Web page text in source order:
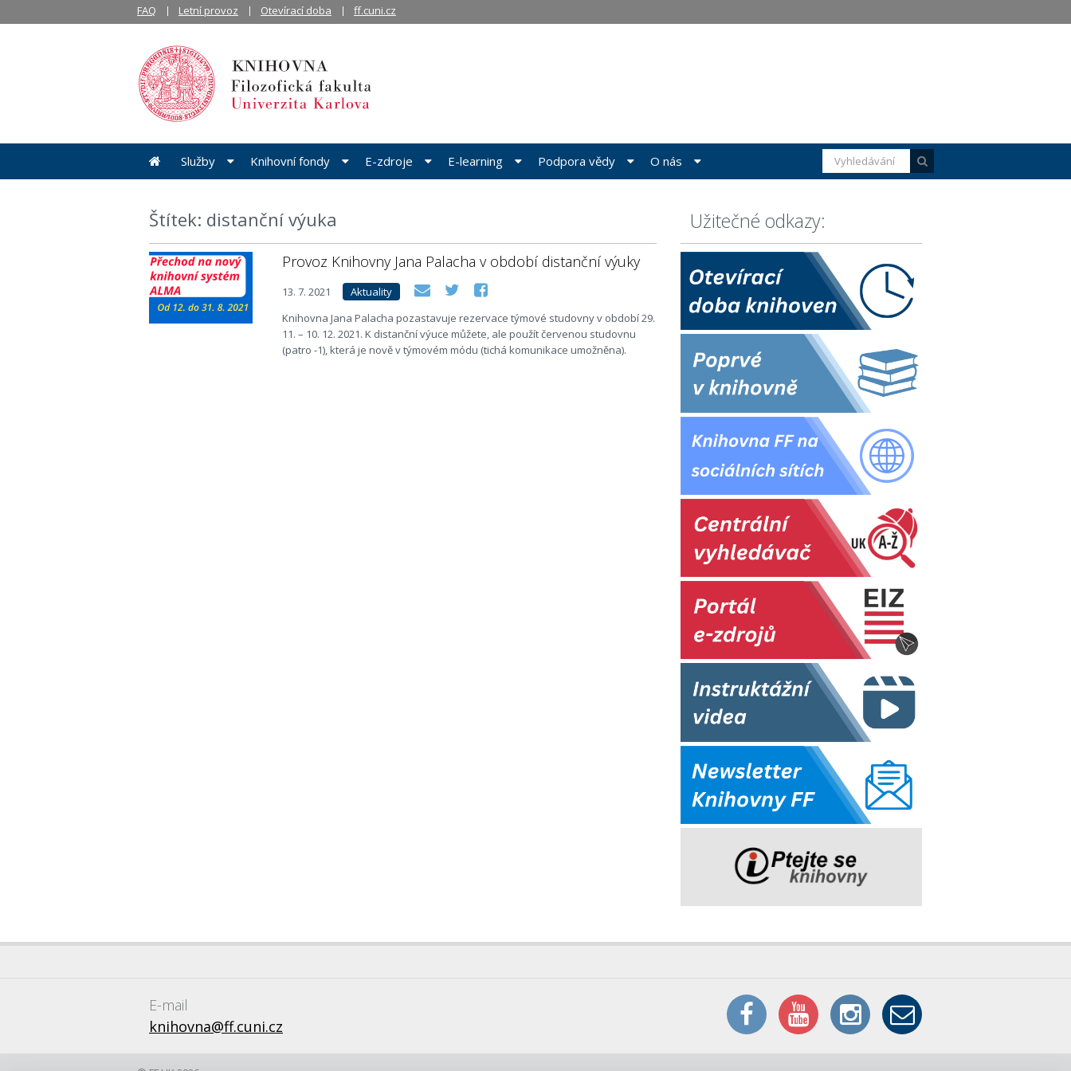
Štítek: distanční výuka
Provoz Knihovny Jana Palacha v období distanční výuky
13. 7. 2021
Aktuality
Knihovna Jana Palacha pozastavuje rezervace týmové studovny v období 29.
11. – 10. 12. 2021. K distanční výuce můžete, ale použít červenou studovnu
(patro -1), která je nově v týmovém módu (tichá komunikace umožněna).
Užitečné odkazy:
Služby Knihovní fondy E-zdroje E-learning Podpora vědy O nás
FAQ Letní provoz Otevírací doba ff.cuni.cz
E-mail
knihovna@ff.cuni.cz